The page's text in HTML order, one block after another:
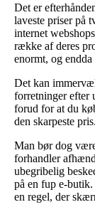
Det er
laveste priser på
internet
række af deres
enormt, og
Det kan
forretninger efter
forud for at du
den skarpeste pris.
Man bør dog
forhandler
ubegribelig
på en fup e-
en regel, der